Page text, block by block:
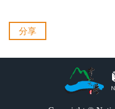
分享